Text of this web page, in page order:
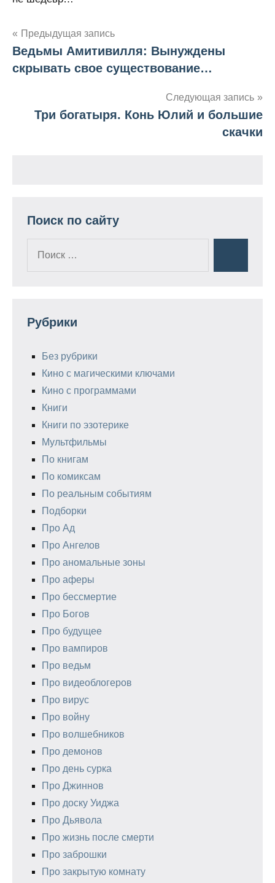
Навигация
по
Предыдущая запись
Ведьмы Амитивилля: Вынуждены
скрывать свое существование…
Следующая запись
Три богатыря. Конь Юлий и большие
скачки
Поиск по сайту
Рубрики
Без рубрики
Кино с магическими ключами
Кино с программами
Книги
Книги по эзотерике
Мультфильмы
По книгам
По комиксам
По реальным событиям
Подборки
Про Ад
Про Ангелов
Про аномальные зоны
Про аферы
Про бессмертие
Про Богов
Про будущее
Про вампиров
Про ведьм
Про видеоблогеров
Про вирус
Про войну
Про волшебников
Про демонов
Про день сурка
Про Джиннов
Про доску Уиджа
Про Дьявола
Про жизнь после смерти
Про заброшки
Про закрытую комнату